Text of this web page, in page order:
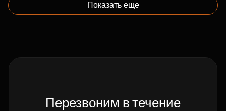
Показать еще
Перезвоним в течение